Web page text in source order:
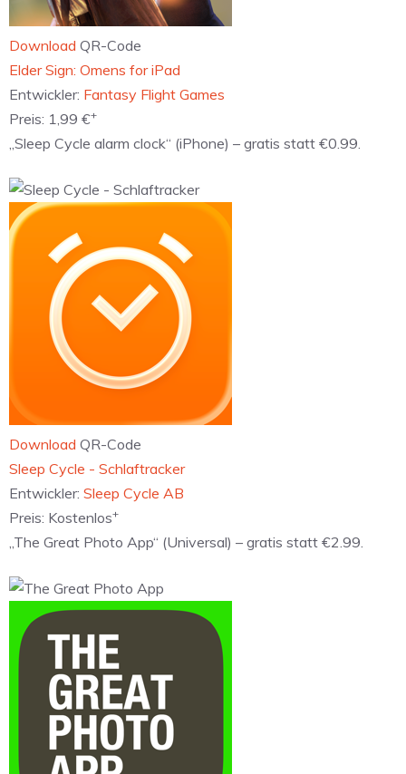
Download QR-Code
‎Elder Sign: Omens for iPad
Entwickler: Fantasy Flight Games
Preis: 1,99 €+
„Sleep Cycle alarm clock“ (iPhone) – gratis statt €0.99.
Download QR-Code
‎Sleep Cycle - Schlaftracker
Entwickler: Sleep Cycle AB
Preis: Kostenlos+
„The Great Photo App“ (Universal) – gratis statt €2.99.